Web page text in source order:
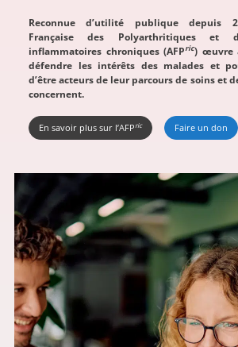
Reconnue d’utilité publique depuis
Française des Polyarthritiques et
inflammatoires chroniques (AFPric) œuvre
défendre les intérêts des malades et
d’être acteurs de leur parcours de soins et
concernent.
En savoir plus sur l’AFPric Faire un don